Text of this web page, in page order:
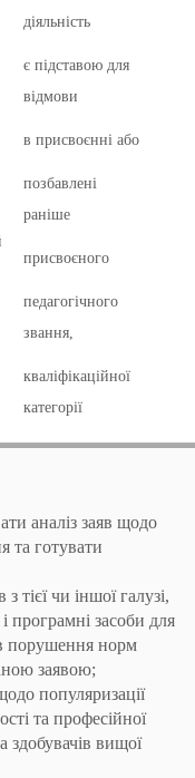
діяльність
є підставою для
відмови
в присвоєнні або
позбавлені
раніше
присвоєного
педагогічного
звання,
кваліфікаційної
категорії
аналіз заяв щодо
та готувати
тієї чи іншої галузі,
програмні засоби для
порушення норм
заявою;
популяризації
та професійної
здобувачів вищої